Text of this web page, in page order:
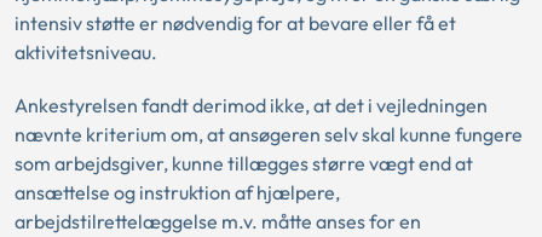
intensiv støtte er nødvendig for at bevare eller få et
aktivitetsniveau.
Ankestyrelsen fandt derimod ikke, at det i vejledningen
nævnte kriterium om, at ansøgeren selv skal kunne fungere
som arbejdsgiver, kunne tillægges større vægt end at
ansættelse og instruktion af hjælpere,
arbejdstilrettelæggelse m.v. måtte anses for en